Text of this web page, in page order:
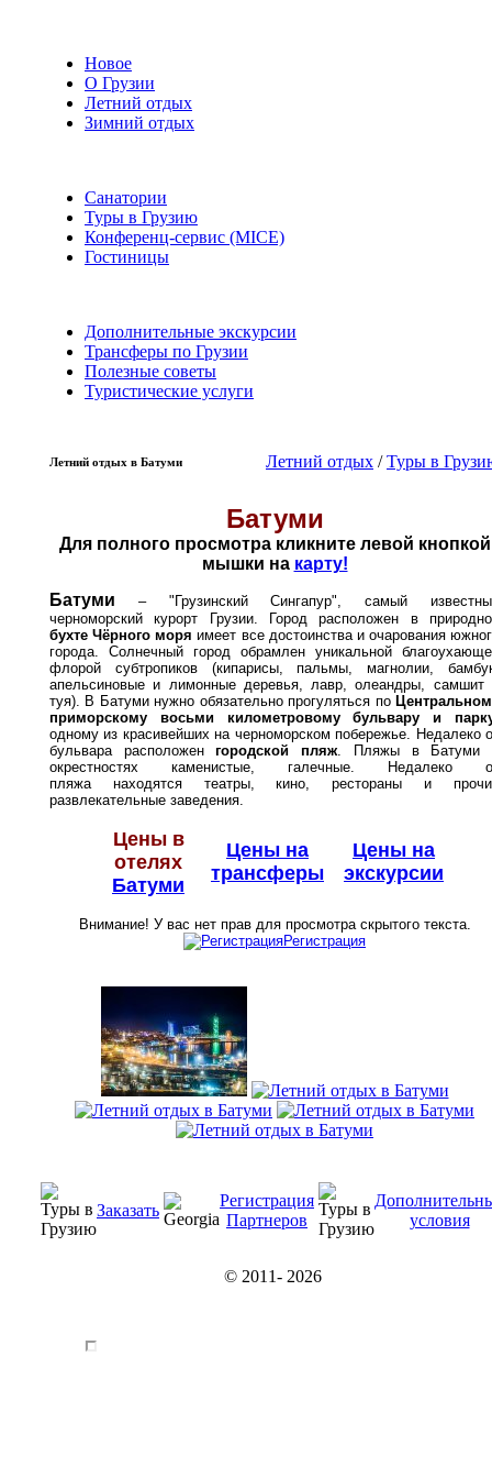
Новое
О Грузии
Летний отдых
Зимний отдых
Санатории
Туры в Грузию
Конференц-сервис (MICE)
Гостиницы
Дополнительные экскурсии
Трансферы по Грузии
Полезные советы
Туристические услуги
Летний отдых в Батуми Летний отдых /Туры в
Батуми
Для полного просмотра кликните левой кнопкой
мышки на карту!
Батуми
– "ГрузинскийСингапур", самый
черноморский курорт Грузии. Город расположен в
бухте Чёрного моряимеет все достоинства и очарования
города. Солнечный город обрамлен уникальной
флорой субтропиков (кипарисы, пальмы, магнолии,
апельсиновые и лимонные деревья, лавр, олеандры, самшит
туя). В Батуми нужно обязательно прогуляться по
приморскому восьми километровому бульвару и
одному из красивейших на черноморском побережье. Недалеко
бульвара расположенгородской пляж. Пляжы в Батуми
окрестностях каменистые, галечные. Недалеко
пляжа находятся театры, кино, рестораны и
развлекательные заведения.
Цены в
отелях
Батуми
Цены на
трансферы
Цены на
экскурсии
Внимание! У вас нет прав для просмотра скрытого текста.
Регистрация
Заказать
Регистрация
Партнеров
условия
© 2011- 2026